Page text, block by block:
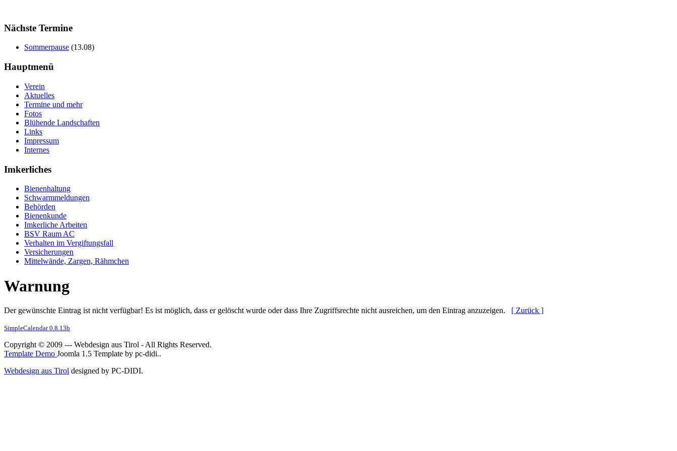
Nächste Termine
Sommerpause (13.08)
Hauptmenü
Verein
Aktuelles
Termine und mehr
Fotos
Blühende Landschaften
Links
Impressum
Internes
Imkerliches
Bienenhaltung
Schwarmmeldungen
Behörden
Bienenkunde
Imkerliche Arbeiten
BSV Raum AC
Verhalten im Vergiftungsfall
Versicherungen
Mittelwände, Zargen, Rähmchen
Warnung
Der gewünschte Eintrag ist nicht verfügbar! Es ist möglich, dass er gelöscht wurde oder dass Ihre Zugriffsrechte nicht ausreichen, um den Eintrag anzuzeigen. [ Zurück ]
SimpleCalendar 0.8.13b
Copyright © 2009 --- Webdesign aus Tirol - All Rights Reserved.
Template Demo Joomla 1.5 Template by pc-didi..
Webdesign aus Tirol designed by PC-DIDI.